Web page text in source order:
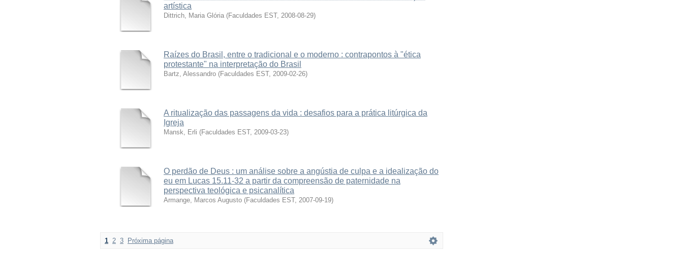
artística
Dittrich, Maria Glória (Faculdades EST, 2008-08-29)
Raízes do Brasil, entre o tradicional e o moderno : contrapontos à "ética
protestante" na interpretação do Brasil
Bartz, Alessandro (Faculdades EST, 2009-02-26)
A ritualização das passagens da vida : desafios para a prática litúrgica da
Igreja
Mansk, Erli (Faculdades EST, 2009-03-23)
O perdão de Deus : um análise sobre a angústia de culpa e a idealização do
eu em Lucas 15.11-32 a partir da compreensão de paternidade na
perspectiva teológica e psicanalítica
Armange, Marcos Augusto (Faculdades EST, 2007-09-19)
1 2 3 Próxima página